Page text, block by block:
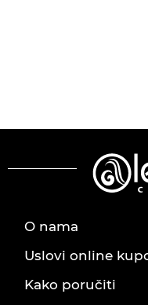
O nama
Uslovi online
Kako poručiti